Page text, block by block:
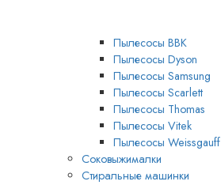
Пылесосы BBK
Пылесосы Dyson
Пылесосы Samsung
Пылесосы Scarlett
Пылесосы Thomas
Пылесосы Vitek
Пылесосы Weissgauff
Соковыжималки
Стиральные машинки